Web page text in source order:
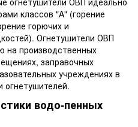
классов "A" (горение
горючих и
Огнетушители ОВП
на производственных
заправочных
учреждениях в
огнетушителей.
водо-пенных